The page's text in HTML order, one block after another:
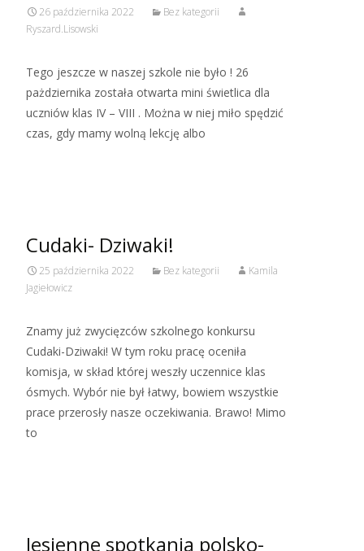
26 października 2022
Bez kategorii
Ryszard.Lisowski
Tego jeszcze w naszej szkole nie było ! 26
pażdziernika została otwarta mini świetlica dla
uczniów klas IV – VIII . Można w niej miło spędzić
czas, gdy mamy wolną lekcję albo
Cudaki- Dziwaki!
25 października 2022 Bez kategorii
Kamila
Jagiełowicz
Znamy już zwycięzców szkolnego konkursu
Cudaki-Dziwaki! W tym roku pracę oceniła
komisja, w skład której weszły uczennice klas
ósmych. Wybór nie był łatwy, bowiem wszystkie
prace przerosły nasze oczekiwania. Brawo! Mimo
to
Jesienne spotkania polsko-